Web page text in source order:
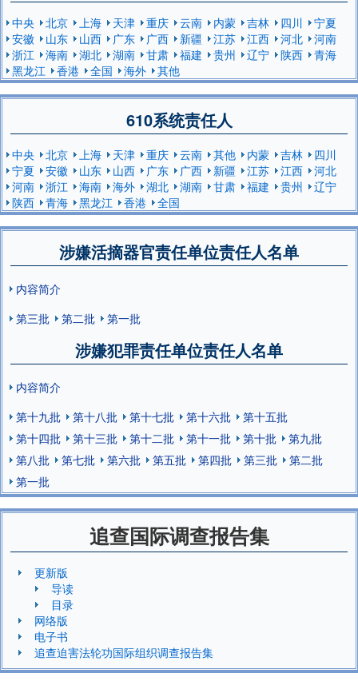
中央 北京 上海 天津 重庆 云南 内蒙 吉林 四川
宁夏
安徽
山东 山西 广东 广西 新疆 江苏 江西 河北
河南
浙江
海南 湖北 湖南 甘肃 福建 贵州 辽宁 陕西
青海
黑龙江
香港 全国 海外 其他
610系统责任人
中央 北京 上海 天津 重庆 云南 其他 内蒙 吉林
四川
宁夏
安徽 山东 山西 广东 广西 新疆 江苏 江西
河北
河南
浙江 海南 海外 湖北 湖南 甘肃 福建 贵州
辽宁
陕西
青海 黑龙江 香港 全国
涉嫌活摘器官责任单位责任人名单
内容简介
第三批
第二批 第一批
涉嫌犯罪责任单位责任人名单
内容简介
第十九批
第十八批 第十七批 第十六批
第十五批
第十四批
第十三批 第十二批 第十一批 第十批
第九批
第八批
第七批 第六批 第五批 第四批 第三批
第二批
第一批
追查国际调查报告集
更新版
导读
目录
网络版
电子书
追查迫害法轮功国际组织调查报告集